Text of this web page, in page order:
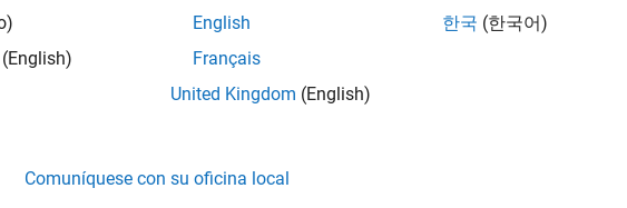
(English)
English
Français
United Kingdom (English)
한국 (한국어)
Comuníquese con su oficina local